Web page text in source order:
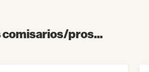
comisarios/pros...